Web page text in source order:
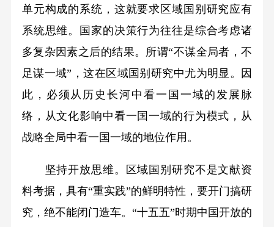
单元构成的系统，这就要求区域国别研究应有
系统思维。国家的决策行为往往是综合考虑诸
多复杂因素之后的结果。所谓“不谋全局者，不
足谋一域”，这在区域国别研究中尤为明显。因
此，必须从历史长河中看一国一域的发展脉
络，从文化影响中看一国一域的行为模式，从
战略全局中看一国一域的地位作用。
坚持开放思维。区域国别研究不是文献资
料考据，具有“重实践”的鲜明特性，要开门搞研
究，绝不能闭门造车。“十五五”时期中国开放的